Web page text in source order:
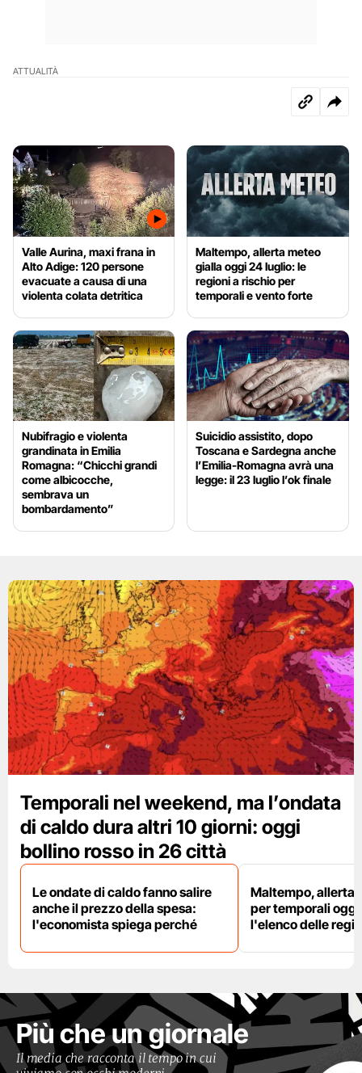
ATTUALITÀ
Valle Aurina, maxi frana in
Alto Adige: 120 persone
evacuate a causa di una
violenta colata detritica
Maltempo, allerta meteo
gialla oggi 24 luglio: le
regioni a rischio per
temporali e vento forte
Nubifragio e violenta
grandinata in Emilia
Romagna: “Chicchi grandi
come albicocche,
sembrava un
bombardamento”
Suicidio assistito, dopo
Toscana e Sardegna anche
l’Emilia-Romagna avrà una
legge: il 23 luglio l’ok finale
Temporali nel weekend, ma l’ondata
di caldo dura altri 10 giorni: oggi
bollino rosso in 26 città
Le ondate di caldo fanno salire
anche il prezzo della spesa:
l'economista spiega perché
Maltempo, allerta
per temporali oggi
l'elenco delle
Più che un giornale
Il media che racconta il tempo in cui